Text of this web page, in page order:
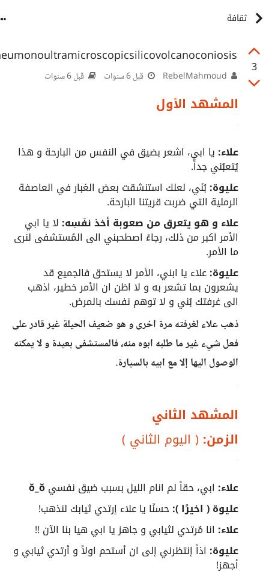
ثقافة
3
قبل 6 سنوات قبل 6 سنوات
المشهد الأول
علاء: يا ابي، اشعر بضيق في النفس من البارحة و هذا
يُتعبُني جداً.
عليوة:بُنَي، لعلك استنشقت بعض الغبار في العاصفة
الرملية التي ضربت قريتنا البارحة.
علاء و هو يتعرق من صعوبة أخذ نفَسِه: لا يا ابي
الأمر اكبر من ذلك، رجاءً اصطحبني الى المُستشفى لنرى
ما الأمر.
عليوة:علاء يا ابني، الأمر لا يستحق فالجميع قد
يشعرون بما تشعر به و لا اظن ان الأمر خطير، اذهب
الى غرفتك بُني و لا توهم نفسك بالمرض.
ذهب علاء لغرفته مرة اخرى و هو ضعيف الحيلة غير قادر على
فعل شيء غير ما طلبه ابوه منه، فالمستشفى بعيدة و لا يمكنه
الوصول اليها إلا مع ابيه بالسيارة.
المشهد الثاني
الزمن: ( اليوم الثاني )
علاء: ابي، حقاً لم انام الليل بسبب ضيق نفسيŏ_ŏ
عليوة ( اخيرًا ):حسنًا يا علاء إرتدي ثيابك لنذهب!
علاء: انا مُرتدي لثيابي و جاهز يا ابي هيا بنا الآن !!
عليوة: اذاً إنتظرني إلى ان أستحم اولاً و أرتدي ثيابي و
أجهز!